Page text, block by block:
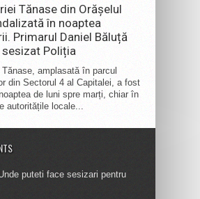
Tănase din Orășelul
în noaptea
Primarul Daniel Băluță
sesizat Poliția
amplasată în parcul
din Sectorul 4 al Capitalei, a fost
de luni spre marți, chiar în
autoritățile locale...
puteti face sesizari pentru